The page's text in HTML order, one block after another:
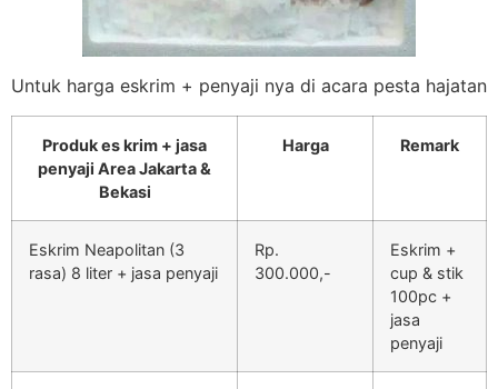
Untuk harga eskrim + penyaji nya di acara pesta hajatan
Produk es krim + jasa
penyaji Area Jakarta &
Bekasi
Harga Remark
Eskrim Neapolitan (3
rasa) 8 liter + jasa penyaji
Rp.
300.000,-
Eskrim +
cup & stik
100pc +
jasa
penyaji